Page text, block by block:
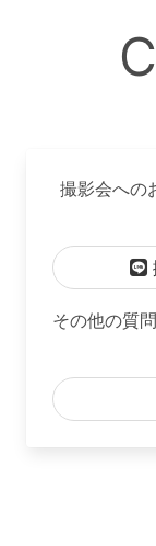
撮影会への
その他の質